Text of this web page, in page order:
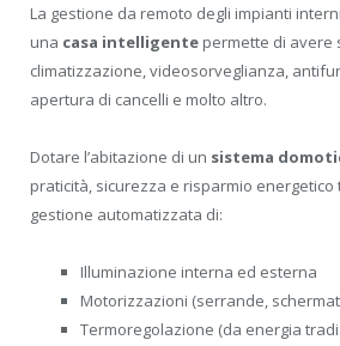
La gestione da remoto degli impianti
una casa intelligente permette di avere
climatizzazione, videosorveglianza,
apertura di cancelli e molto altro.
Dotare l’abitazione di un sistema
praticità, sicurezza e risparmio energetico
gestione automatizzata di:
Illuminazione interna ed esterna
Motorizzazioni (serrande,
Termoregolazione (da energia